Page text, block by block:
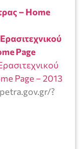
– Home
Page
Page – 2013
?